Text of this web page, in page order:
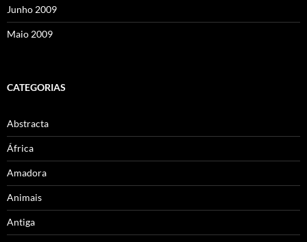
Junho 2009
Maio 2009
CATEGORIAS
Abstracta
África
Amadora
Animais
Antiga